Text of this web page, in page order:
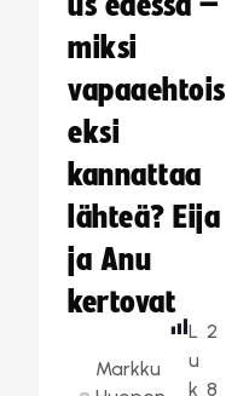
miksi
vapaaehtois
eksi
kannattaa
lähteä? Eija
ja Anu
kertovat
Markku
L
u
k
2
8